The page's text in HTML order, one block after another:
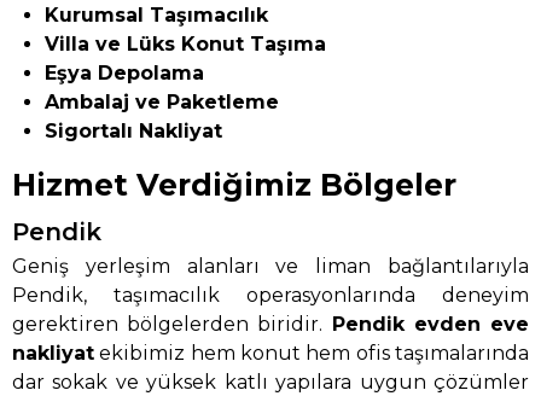
Kurumsal Taşımacılık
Villa ve Lüks Konut Taşıma
Eşya Depolama
Ambalaj ve Paketleme
Sigortalı Nakliyat
Hizmet Verdiğimiz Bölgeler
Pendik
Geniş yerleşim alanları ve liman bağlantılarıyla
Pendik, taşımacılık operasyonlarında deneyim
gerektiren bölgelerden biridir.
Pendik evden eve
nakliyat ekibimiz hem konut hem ofis taşımalarında
dar sokak ve yüksek katlı yapılara uygun çözümler